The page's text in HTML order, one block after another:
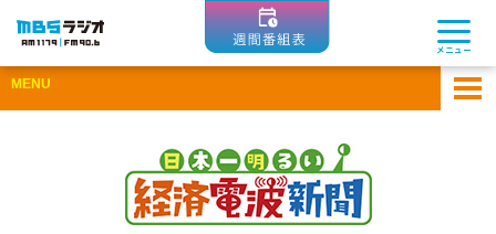
MBSラジオ 1179|FM90.6 メニュー
MENU
ゲスト企業一覧